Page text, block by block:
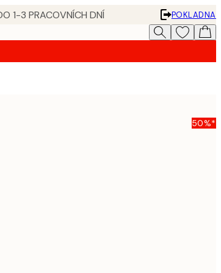
1-3 PRACOVNÍCH DNÍ
POKLADNA
50%*